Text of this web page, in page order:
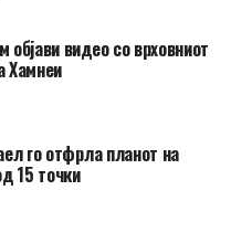
објави видео со врховниот
Хамнеи
го отфрла планот на
15 точки